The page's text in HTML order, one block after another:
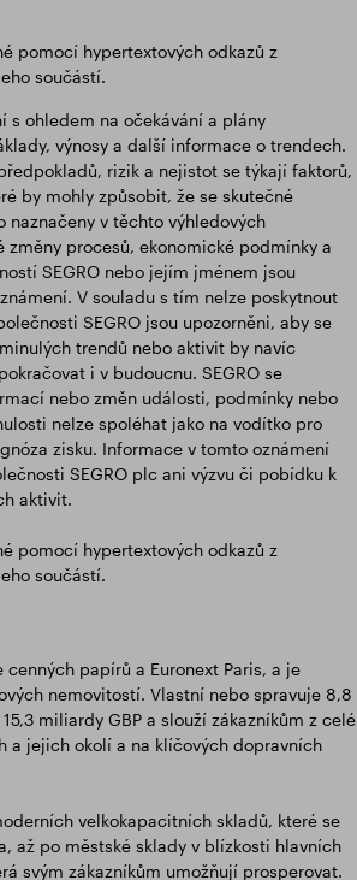
pomocí hypertextových odkazů z
součástí.
s ohledem na očekávání a plány
výnosy a další informace o trendech.
rizik a nejistot se týkají faktorů,
by mohly způsobit, že se skutečné
v těchto výhledových
procesů, ekonomické podmínky a
SEGRO nebo jejím jménem jsou
V souladu s tím nelze poskytnout
SEGRO jsou upozorněni, aby se
trendů nebo aktivit by navíc
i v budoucnu. SEGRO se
nebo změn události, podmínky nebo
nelze spoléhat jako na vodítko pro
zisku. Informace v tomto oznámení
SEGRO plc ani výzvu či pobídku k
aktivit.
pomocí hypertextových odkazů z
součástí.
papírů a Euronext Paris, a je
nemovitostí. Vlastní nebo spravuje 8,8
miliardy GBP a slouží zákazníkům z celé
a jejich okolí a na klíčových dopravních
velkokapacitních skladů, které se
až po městské sklady v blízkosti hlavních
svým zákazníkům umožňují prosperovat.